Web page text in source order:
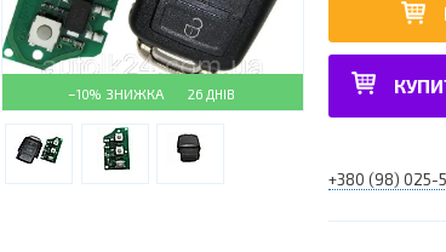
–10% 26 ДНІВ
+380 (98) 025-